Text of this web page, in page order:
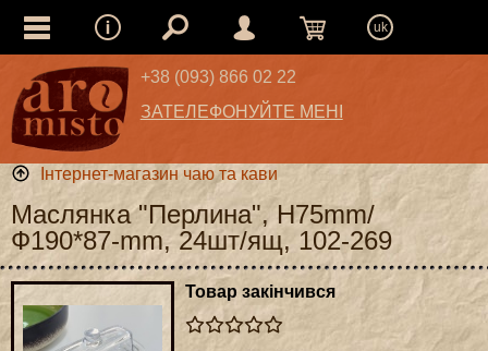
uk
+38 (093) 866 02 22
ЗАТЕЛЕФОНУЙТЕ МЕНІ
Інтернет-магазин чаю та кави
Маслянка "Перлина", H75mm/
Ф190*87-mm, 24шт/ящ, 102-269
Товар закінчився